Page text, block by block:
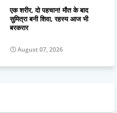
एक शरीर, दो पहचान! मौत के बाद
सुमित्रा बनी शिवा, रहस्य आज भी
बरकरार
August 07, 2026